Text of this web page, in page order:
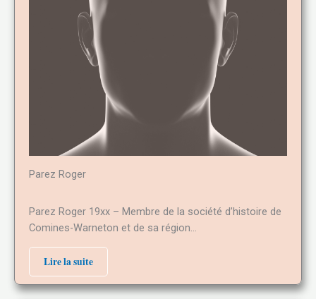
Parez Roger
Parez Roger 19xx – Membre de la société d’histoire de
Comines-Warneton et de sa région…
Lire la suite